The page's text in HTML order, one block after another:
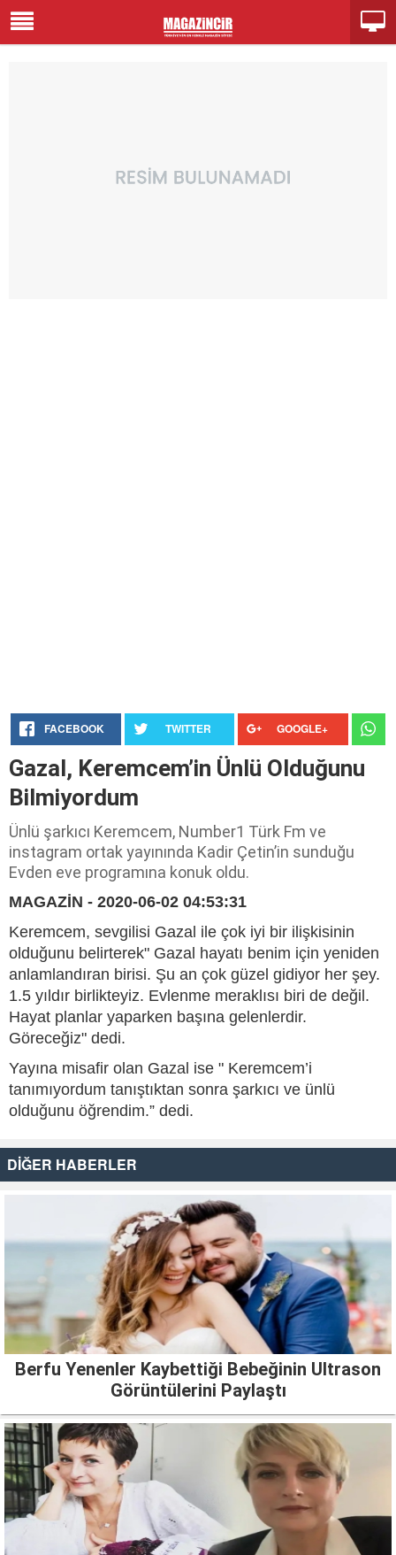
FACEBOOK TWITTER GOOGLE+
Gazal, Keremcem’in Ünlü Olduğunu
Bilmiyordum
Ünlü şarkıcı Keremcem, Number1 Türk Fm ve
instagram ortak yayınında Kadir Çetin’in sunduğu
Evden eve programına konuk oldu.
MAGAZİN - 2020-06-02 04:53:31
Keremcem, sevgilisi Gazal ile çok iyi bir ilişkisinin
olduğunu belirterek" Gazal hayatı benim için yeniden
anlamlandıran birisi. Şu an çok güzel gidiyor her şey.
1.5 yıldır birlikteyiz. Evlenme meraklısı biri de değil.
Hayat planlar yaparken başına gelenlerdir.
Göreceğiz" dedi.
Yayına misafir olan Gazal ise " Keremcem’i
tanımıyordum tanıştıktan sonra şarkıcı ve ünlü
olduğunu öğrendim.” dedi.
DİĞER HABERLER
Berfu Yenenler Kaybettiği Bebeğinin Ultrason
Görüntülerini Paylaştı